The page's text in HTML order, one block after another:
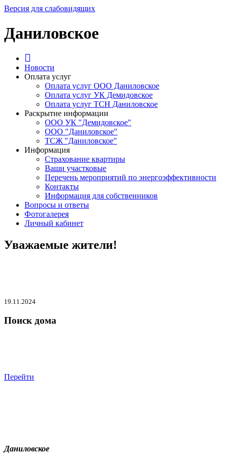
Версия для слабовидящих
Даниловское
Новости
Оплата услуг
Оплата услуг ООО Даниловское
Оплата услуг УК Демидовское
Оплата услуг ТСН Даниловское
Раскрытие информации
ООО УК "Демидовское"
ООО "Даниловское"
ТСЖ "Даниловское"
Информация
Страхование квартиры
Ваши участковые
Перечень мероприятий по энергоэффективности
Контакты
Информация для собственников
Вопросы и ответы
Фотогалерея
Личный кабинет
Уважаемые жители!
19.11.2024
Поиск дома
Перейти
Даниловское